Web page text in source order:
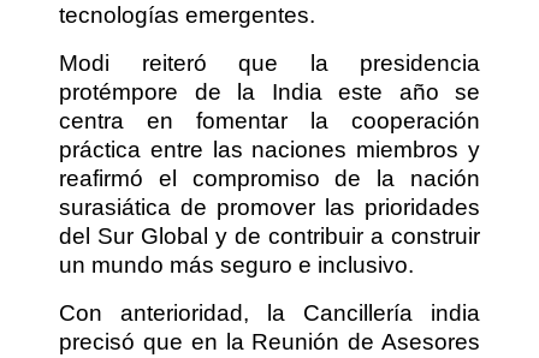
tecnologías emergentes.
Modi reiteró que la presidencia
protémpore de la India este año se
centra en fomentar la cooperación
práctica entre las naciones miembros y
reafirmó el compromiso de la nación
surasiática de promover las prioridades
del Sur Global y de contribuir a construir
un mundo más seguro e inclusivo.
Con anterioridad, la Cancillería india
precisó que en la Reunión de Asesores